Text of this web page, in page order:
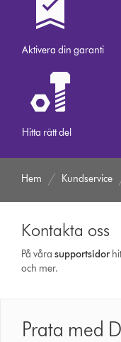
Aktivera din garanti
Hitta rätt del
Hem Kundservice
Kontakta oss
På vårasupport­sidor
och mer.
Prata med